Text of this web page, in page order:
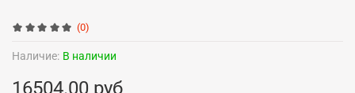
(0)
Наличие: В наличии
16504.00 руб